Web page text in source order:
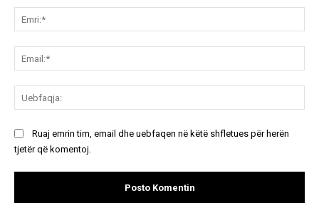
Ruaj emrin tim, email dhe uebfaqen në këtë shfletues për herën
tjetër që komentoj.